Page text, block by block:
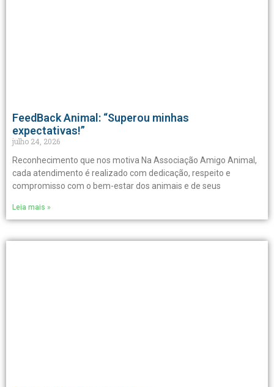
FeedBack Animal: “Superou minhas
expectativas!”
julho 24, 2026
Reconhecimento que nos motiva Na Associação Amigo Animal,
cada atendimento é realizado com dedicação, respeito e
compromisso com o bem-estar dos animais e de seus
Leia mais »